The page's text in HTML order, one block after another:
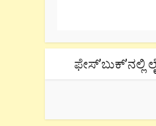
ಫೇಸ್’ಬುಕ್’ನಲ್ಲಿ